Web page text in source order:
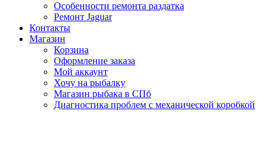
Особенности ремонта раздатка
Ремонт Jaguar
Контакты
Магазин
Корзина
Оформление заказа
Мой аккаунт
Хочу на рыбалку
Магазин рыбака в СПб
Диагностика проблем с механической коробкой